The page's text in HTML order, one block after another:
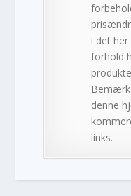
i det
forhold
denne
links.